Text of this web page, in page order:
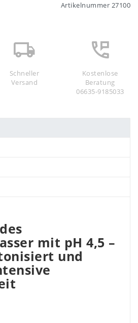
Artikelnummer 27100
Schneller
Versand
Kostenlose
Beratung
06635-9185033
mit pH 4,5 –
und